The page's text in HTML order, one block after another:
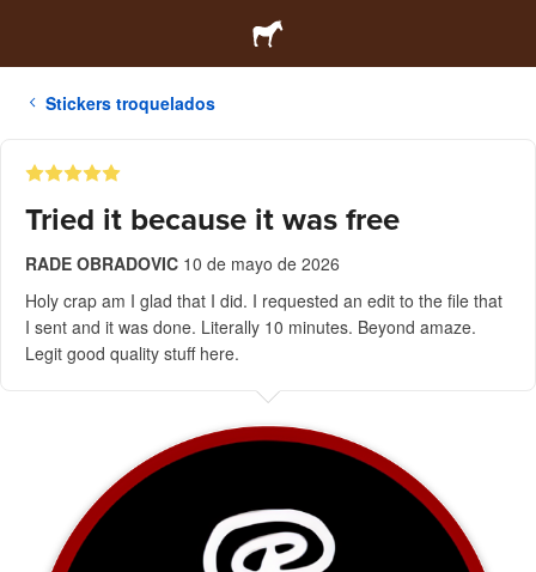
Stickers troquelados
Tried it because it was free
RADE OBRADOVIC 10 de mayo de 2026
Holy crap am I glad that I did. I requested an edit to the file that
I sent and it was done. Literally 10 minutes. Beyond amaze.
Legit good quality stuff here.